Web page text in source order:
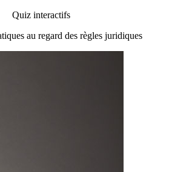
Quiz interactifs
au regard des règles juridiques